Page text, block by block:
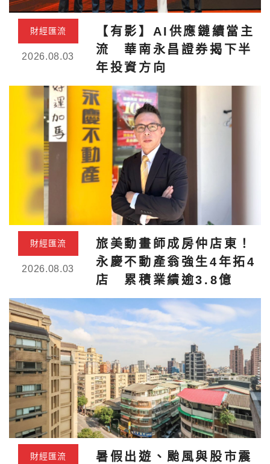
財經匯流
2026.08.03
【有影】AI供應鏈續當主
流 華南永昌證券揭下半
年投資方向
財經匯流
2026.08.03
旅美動畫師成房仲店東！
永慶不動產翁強生4年拓4
店 累積業績逾3.8億
財經匯流
暑假出遊、颱風與股市震